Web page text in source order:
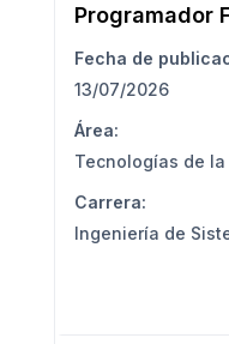
Programador
Fecha de
13/07/2026
Área:
Tecnologías de
Carrera:
Ingeniería de